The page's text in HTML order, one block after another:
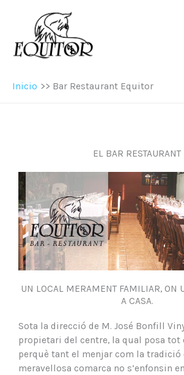
contenido
Inicio Bar Restaurant Equitor
EL BAR RESTAURANT
UN LOCAL MERAMENT FAMILIAR, ON
A CASA.
Sota la direcció de M. José Bonfill
propietari del centre, la qual posa tot
perquè tant el menjar com la tradició
meravellosa comarca no s’enfonsin